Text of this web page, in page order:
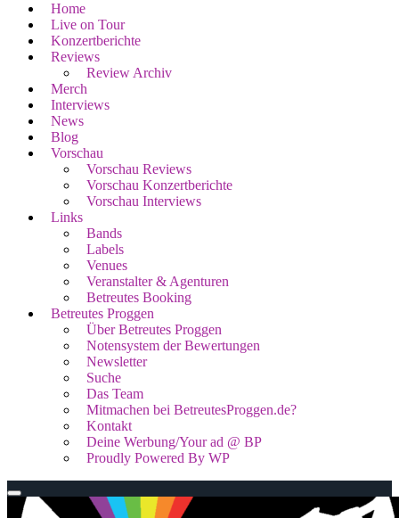
Home
Live on Tour
Konzertberichte
Reviews
Review Archiv
Merch
Interviews
News
Blog
Vorschau
Vorschau Reviews
Vorschau Konzertberichte
Vorschau Interviews
Links
Bands
Labels
Venues
Veranstalter & Agenturen
Betreutes Booking
Betreutes Proggen
Über Betreutes Proggen
Notensystem der Bewertungen
Newsletter
Suche
Das Team
Mitmachen bei BetreutesProggen.de?
Kontakt
Deine Werbung/Your ad @ BP
Proudly Powered By WP